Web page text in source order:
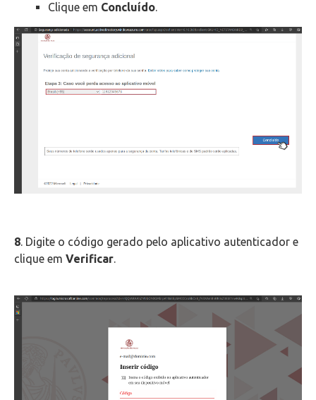
Clique em Concluído.
8. Digite o código gerado pelo aplicativo autenticador e
clique em Verificar.